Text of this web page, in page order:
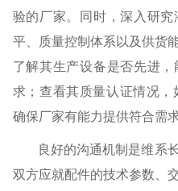
验的厂家。同时，深入研
平、质量控制体系以及供货
了解其生产设备是否先进
求；查看其质量认证情况，
确保厂家有能力提供符合需
良好的沟通机制是维系
双方应就配件的技术参数、